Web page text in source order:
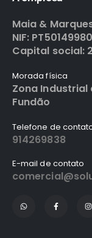
Maia &
NIF:
Capital social:
Morada física
Zona Industrial
Fundão
Telefone de
914269838
E-mail de contato